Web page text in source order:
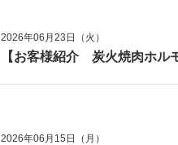
2026年06月23日（火）
【お客様紹介 炭火焼肉ホ
2026年06月15日（月）